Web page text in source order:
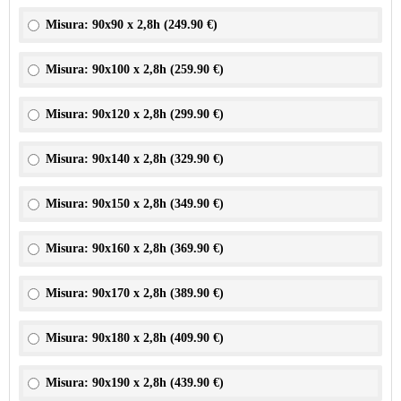
Misura: 90x90 x 2,8h (249.90 €)
Misura: 90x100 x 2,8h (259.90 €)
Misura: 90x120 x 2,8h (299.90 €)
Misura: 90x140 x 2,8h (329.90 €)
Misura: 90x150 x 2,8h (349.90 €)
Misura: 90x160 x 2,8h (369.90 €)
Misura: 90x170 x 2,8h (389.90 €)
Misura: 90x180 x 2,8h (409.90 €)
Misura: 90x190 x 2,8h (439.90 €)